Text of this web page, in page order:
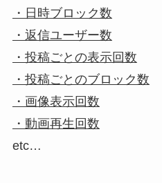
・日時ブロック数
・返信ユーザー数
・投稿ごとの表示回数
・投稿ごとのブロック数
・画像表示回数
・動画再生回数
etc…